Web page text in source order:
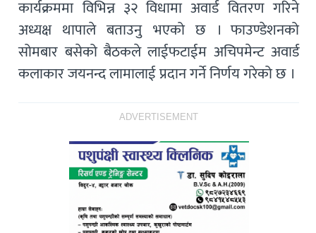
कार्यक्रममा विभिन्न ३२ विधामा अवार्ड वितरण गरिने
अध्यक्ष थापाले बताउनु भएको छ । फाउण्डेशनको
सोमबार बसेको बैठकले लाईफटाईम अचिपमेन्ट अवार्ड
कलाकार जयनन्द लामालाई प्रदान गर्ने निर्णय गरेको छ ।
ADVERTISEMENT